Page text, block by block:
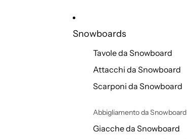
Snowboards
Tavole da Snowboard
Attacchi da Snowboard
Scarponi da Snowboard
Abbigliamento da Snowboard
Giacche da Snowboard